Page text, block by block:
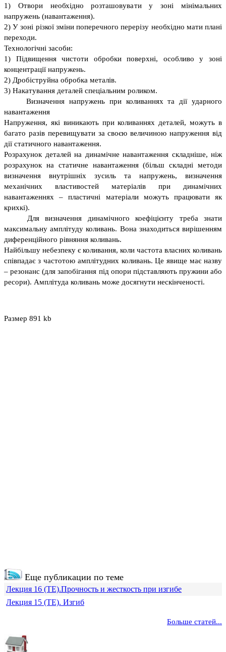
1) Отвори необхідно розташовувати у зоні мінімальних
напружень (навантаження).
2) У зоні різкої зміни поперечного перерізу необхідно мати плані
переходи.
Технологічні засоби:
1) Підвищення чистоти обробки поверхні, особливо у зоні
концентрації напружень.
2) Дробіструйна обробка металів.
3) Накатування деталей спеціальним роликом.
Визначення напружень при коливаннях та дії ударного
навантаження
Напруження, які виникають при коливаннях деталей, можуть в
багато разів перевищувати за своєю величиною напруження від
дії статичного навантаження.
Розрахунок деталей на динамічне навантаження складніше, ніж
розрахунок на статичне навантаження (більш складні методи
визначення внутрішніх зусиль та напружень, визначення
механічних властивостей матеріалів при динамічних
навантаженнях – пластичні матеріали можуть працювати як
крихкі).
Для визначення динамічного коефіцієнту треба знати
максимальну амплітуду коливань. Вона знаходиться вирішенням
диференційного рівняння коливань.
Найбільшу небезпеку є коливання, коли частота власних коливань
співпадає з частотою амплітудних коливань. Це явище має назву
– резонанс (для запобігання під опори підставляють пружини або
ресори). Амплітуда коливань може досягнути нескінченості.
Размер 891 kb
Еще публикации по теме
Лекция 16 (ТЕ).Прочность и жесткость при изгибе
Лекция 15 (ТЕ). Изгиб
Больше статей...